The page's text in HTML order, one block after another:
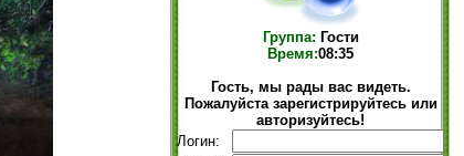
Группа: Гости
Время:08:35
Гость, мы рады вас видеть.
Пожалуйста зарегистрируйтесь или
авторизуйтесь!
Логин: